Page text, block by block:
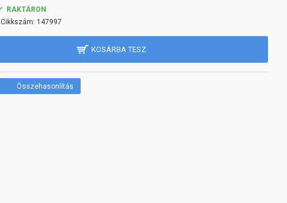
RAKTÁRON
Cikkszám: 147997
KOSÁRBA TESZ
Összehasonlítás